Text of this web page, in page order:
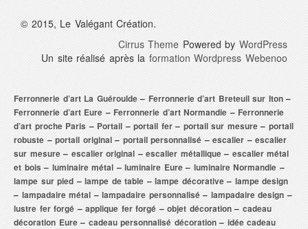
© 2015, Le Valégant Création.
Cirrus Theme Powered by WordPress
Un site réalisé après la formation Wordpress Webenoo
Ferronnerie d’art La Guéroulde– Ferronnerie d’art Breteuil sur Iton–
Ferronnerie d’art Eure– Ferronnerie d’art Normandie – Ferronnerie
d’art proche Paris – Portail–portail fer– portail sur mesure– portail
robuste –portail original– portail personnalisé – escalier –escalier
sur mesure– escalier original – escalier métallique– escalier métal
et bois– luminaire métal – luminaire Eure– luminaire Normandie –
lampe sur pied – lampe de table–lampe décorative– lampe design
– lampadaire métal – lampadaire personnalisé– lampadaire design –
lustre fer forgé – applique fer forgé –objet décoration– cadeau
décoration Eure– cadeau personnalisé décoration– idée cadeau